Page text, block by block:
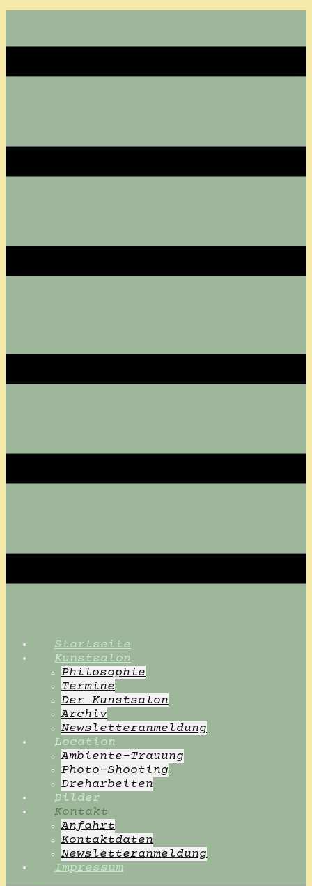
Startseite
Kunstsalon
Philosophie
Termine
Der Kunstsalon
Archiv
Newsletteranmeldung
Location
Ambiente-Trauung
Photo-Shooting
Dreharbeiten
Bilder
Kontakt
Anfahrt
Kontaktdaten
Newsletteranmeldung
Impressum